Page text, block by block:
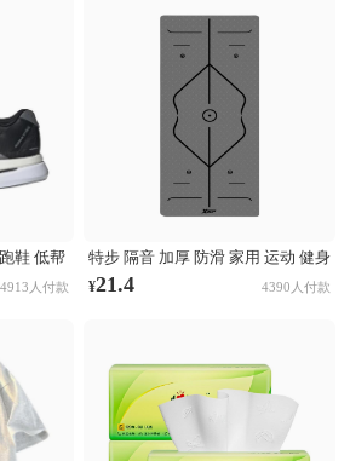
鞋 低帮
训支撑
4913人付款
特步 隔音 加厚 防滑 家用 运动 健身
跳操 TPE 方形 瑜伽垫 AJA001 浅灰
¥21.4 4390人付款